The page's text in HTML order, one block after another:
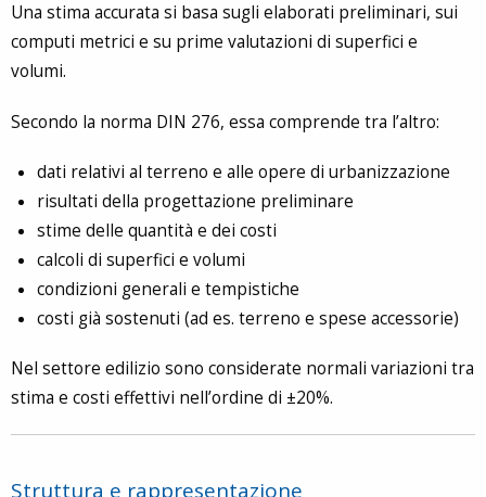
Una stima accurata si basa sugli elaborati preliminari, sui
computi metrici e su prime valutazioni di superfici e
volumi.
Secondo la norma DIN 276, essa comprende tra l’altro:
dati relativi al terreno e alle opere di urbanizzazione
risultati della progettazione preliminare
stime delle quantità e dei costi
calcoli di superfici e volumi
condizioni generali e tempistiche
costi già sostenuti (ad es. terreno e spese accessorie)
Nel settore edilizio sono considerate normali variazioni tra
stima e costi effettivi nell’ordine di ±20%.
Struttura e rappresentazione